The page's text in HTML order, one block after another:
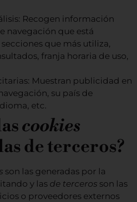
Recogen información
navegación que está
que más utiliza,
franja horaria de uso,
Muestran publicidad en
su país de
etc.
cookies
de terceros?
son las generadas por la
y las de terceros son las
o proveedores externos